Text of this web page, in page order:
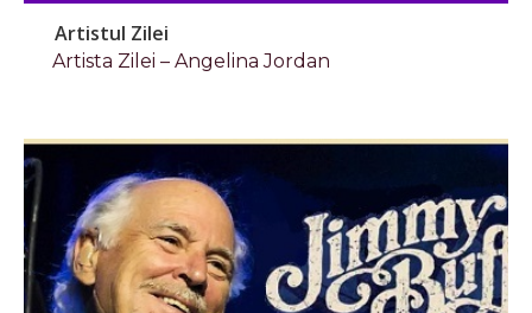
Artistul Zilei
Artista Zilei – Angelina Jordan